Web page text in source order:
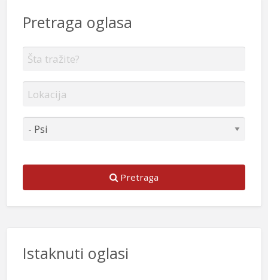
Pretraga oglasa
Pretraga
Istaknuti oglasi